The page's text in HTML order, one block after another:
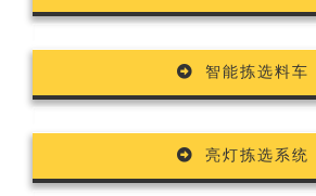
智能拣选料车
亮灯拣选系统